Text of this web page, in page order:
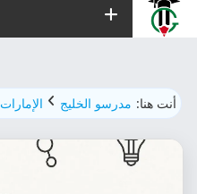
أنت هنا: مدرسو الخليج الإمارات